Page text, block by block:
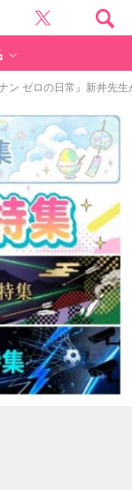
ン ゼロの日常』新井先